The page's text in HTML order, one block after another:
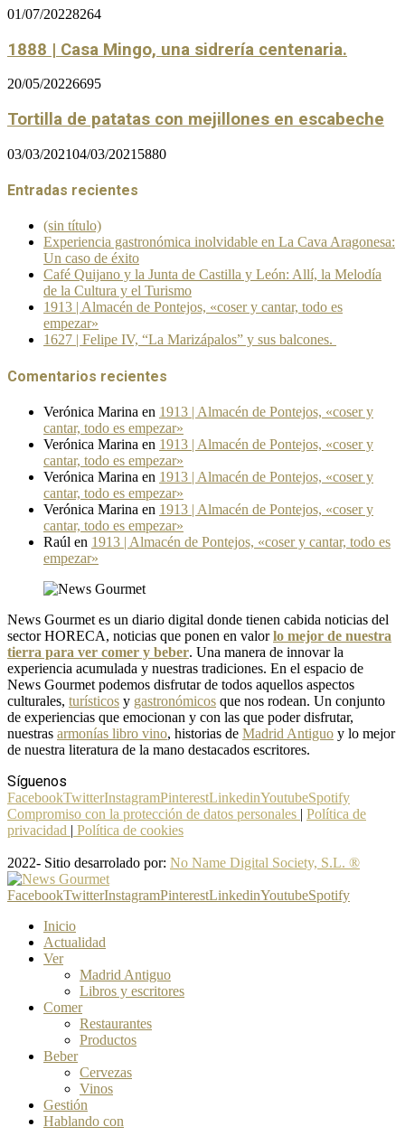
01/07/20228264
1888 | Casa Mingo, una sidrería centenaria.
20/05/20226695
Tortilla de patatas con mejillones en escabeche
03/03/202104/03/2021 5880
Entradas recientes
(sin título)
Experiencia gastronómica inolvidable en La Cava Aragonesa:
Un caso de éxito
Café Quijano y la Junta de Castilla y León: Allí, la Melodía
de la Cultura y el Turismo
1913 | Almacén de Pontejos, «coser y cantar, todo es
empezar»
1627 | Felipe IV, “La Marizápalos” y sus balcones.
Comentarios recientes
Verónica Marina en 1913 | Almacén de Pontejos, «coser y
cantar, todo es empezar»
Verónica Marina en 1913 | Almacén de Pontejos, «coser y
cantar, todo es empezar»
Verónica Marina en 1913 | Almacén de Pontejos, «coser y
cantar, todo es empezar»
Verónica Marina en 1913 | Almacén de Pontejos, «coser y
cantar, todo es empezar»
Raúl en 1913 | Almacén de Pontejos, «coser y cantar, todo es
empezar»
News Gourmet es un diario digital donde tienen cabida noticias del
sector HORECA, noticias que ponen en valorlo mejor de nuestra
tierra para ver comer y beber. Una manera de innovar la
experiencia acumulada y nuestras tradiciones. En el espacio de
News Gourmet podemos disfrutar de todos aquellos aspectos
culturales, turísticos y gastronómicos que nos rodean. Un conjunto
de experiencias que emocionan y con las que poder disfrutar,
nuestras armonías libro vino, historias de Madrid Antiguo y lo mejor
de nuestra literatura de la mano destacados escritores.
Síguenos
FacebookTwitterInstagramPinterestLinkedinYoutubeSpotify
Compromiso con la protección de datos personales | Política de
privacidad | Política de cookies
2022- Sitio desarrolado por: No Name Digital Society, S.L. ®
FacebookTwitterInstagramPinterestLinkedinYoutubeSpotify
Inicio
Actualidad
Ver
Madrid Antiguo
Libros y escritores
Comer
Restaurantes
Productos
Beber
Cervezas
Vinos
Gestión
Hablando con